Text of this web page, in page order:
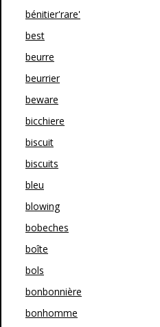
bénitier'rare'
best
beurre
beurrier
beware
bicchiere
biscuit
biscuits
bleu
blowing
bobeches
boîte
bols
bonbonnière
bonhomme